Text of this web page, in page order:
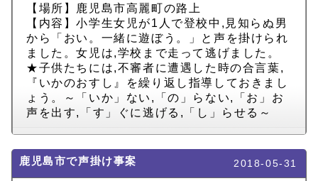
【場所】鹿児島市高麗町の路上
【内容】小学生女児が1人で登校中,見知らぬ男
から「おい。一緒に遊ぼう。」と声を掛けられ
ました。女児は,学校まで走って逃げました。
★子供たちには,不審者に遭遇した時の合言葉,
『いかのおすし』を繰り返し指導しておきまし
ょう。～「いか」ない,「の」らない,「お」お
声を出す,「す」ぐに逃げる,「し」らせる～
鹿児島市で声掛け事案 2018-05-31